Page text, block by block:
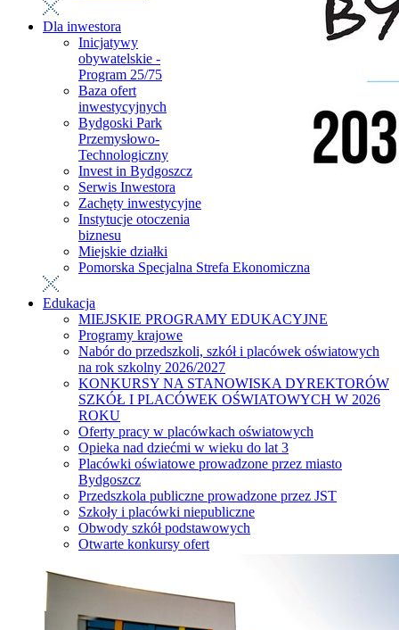
Dla inwestora
Inicjatywy
obywatelskie -
Program 25/75
Baza ofert
inwestycyjnych
Bydgoski Park
Przemysłowo-
Technologiczny
Invest in Bydgoszcz
Serwis Inwestora
Zachęty inwestycyjne
Instytucje otoczenia
biznesu
Miejskie działki
Pomorska Specjalna Strefa Ekonomiczna
Edukacja
MIEJSKIE PROGRAMY EDUKACYJNE
Programy krajowe
Nabór do przedszkoli, szkół i placówek oświatowych
na rok szkolny 2026/2027
KONKURSY NA STANOWISKA DYREKTORÓW
SZKÓŁ I PLACÓWEK OŚWIATOWYCH W 2026
ROKU
Oferty pracy w placówkach oświatowych
Opieka nad dziećmi w wieku do lat 3
Placówki oświatowe prowadzone przez miasto
Bydgoszcz
Przedszkola publiczne prowadzone przez JST
Szkoły i placówki niepubliczne
Obwody szkół podstawowych
Otwarte konkursy ofert